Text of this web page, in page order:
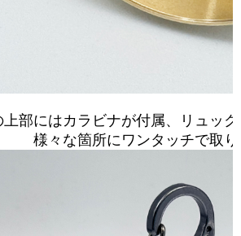
上部にはカラビナが付属、リュッ
様々な箇所にワンタッチで取